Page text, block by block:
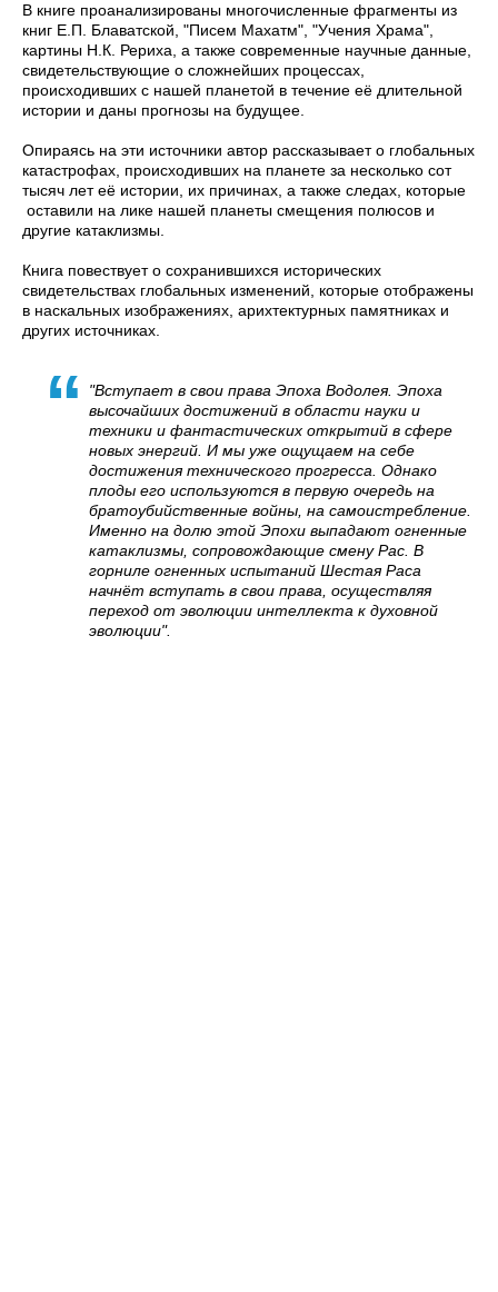
В книге проанализированы многочисленные фрагменты из
книг Е.П. Блаватской, "Писем Махатм", "Учения Храма",
картины Н.К. Рериха, а также современные научные данные,
свидетельствующие о сложнейших процессах,
происходивших с нашей планетой в течение её длительной
истории и даны прогнозы на будущее.
Опираясь на эти источники автор рассказывает о глобальных
катастрофах, происходивших на планете за несколько сот
тысяч лет её истории, их причинах, а также следах, которые
оставили на лике нашей планеты смещения полюсов и
другие катаклизмы.
Книга повествует о сохранившихся исторических
свидетельствах глобальных изменений, которые отображены
в наскальных изображениях, арихтектурных памятниках и
других источниках.
"Вступает в свои права Эпоха Водолея. Эпоха
высочайших достижений в области науки и
техники и фантастических открытий в сфере
новых энергий. И мы уже ощущаем на себе
достижения технического прогресса. Однако
плоды его используются в первую очередь на
братоубийственные войны, на самоистребление.
Именно на долю этой Эпохи выпадают огненные
катаклизмы, сопровождающие смену Рас. В
горниле огненных испытаний Шестая Раса
начнёт вступать в свои права, осуществляя
переход от эволюции интеллекта к духовной
эволюции".